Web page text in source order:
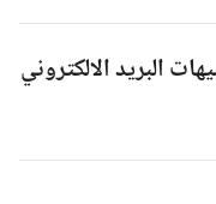
البريد الالكتروني